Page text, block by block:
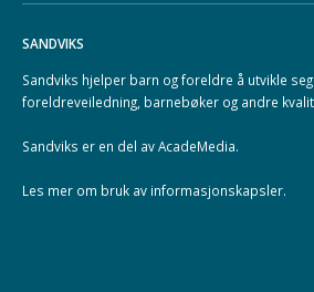
SANDVIKS
Sandviks hjelper barn og foreldre å utvikle
foreldreveiledning, barnebøker og andre
Sandviks er en del avAcadeMedia.
Les mer om bruk av informasjonskapsler.